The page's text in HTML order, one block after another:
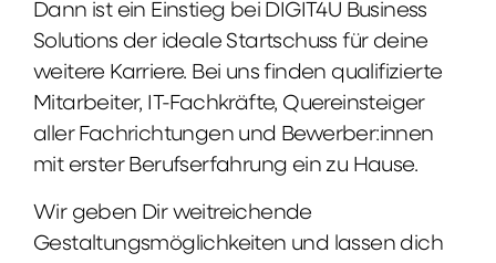
Dann ist ein Einstieg bei DIGIT4U Business
Solutions der ideale Startschuss für deine
weitere Karriere. Bei uns finden qualifizierte
Mitarbeiter, IT-Fachkräfte, Quereinsteiger
aller Fachrichtungen und Bewerber:innen
mit erster Berufserfahrung ein zu Hause.
Wir geben Dir weitreichende
Gestaltungsmöglichkeiten und lassen dich